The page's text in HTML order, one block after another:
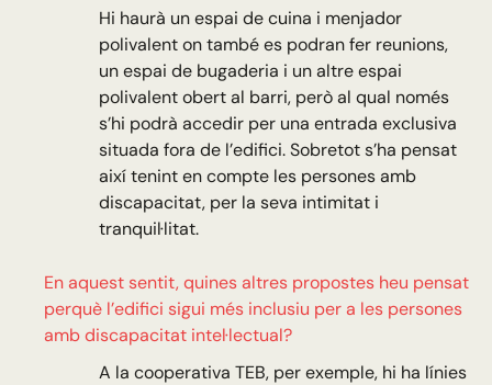
Hi haurà un espai de cuina i menjador
polivalent on també es podran fer reunions,
un espai de bugaderia i un altre espai
polivalent obert al barri, però al qual només
s’hi podrà accedir per una entrada exclusiva
situada fora de l’edifici. Sobretot s’ha pensat
així tenint en compte les persones amb
discapacitat, per la seva intimitat i
tranquil·litat.
En aquest sentit, quines altres propostes heu pensat
perquè l’edifici sigui més inclusiu per a les persones
amb discapacitat intel·lectual?
A la cooperativa TEB, per exemple, hi ha línies